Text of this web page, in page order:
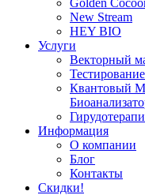
Golden
New Stream
HEY BIO
Услуги
Векторный
Квантовый
Информация
О компании
Блог
Контакты
Скидки!